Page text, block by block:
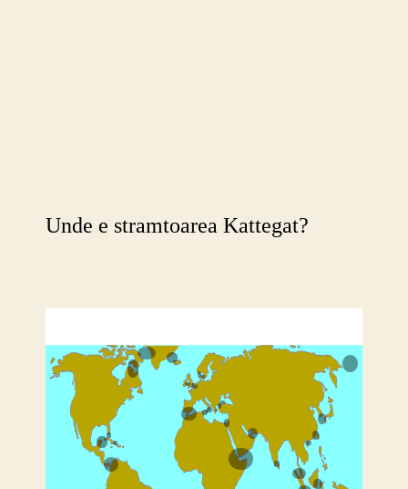
Unde e stramtoarea Kattegat?